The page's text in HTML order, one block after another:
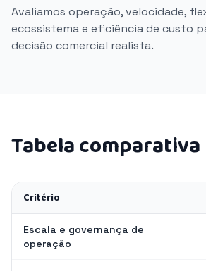
Avaliamos operação, velocidade,
ecossistema e eficiência de custo
decisão comercial realista.
Tabela comparativa
Critério
Escala e governança de
operação